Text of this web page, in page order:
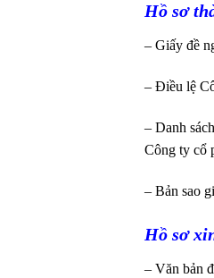
Hồ sơ
– Giấy đề
– Điều lệ
– Danh
Công ty cổ
– Bản sao
Hồ sơ
– Văn bản